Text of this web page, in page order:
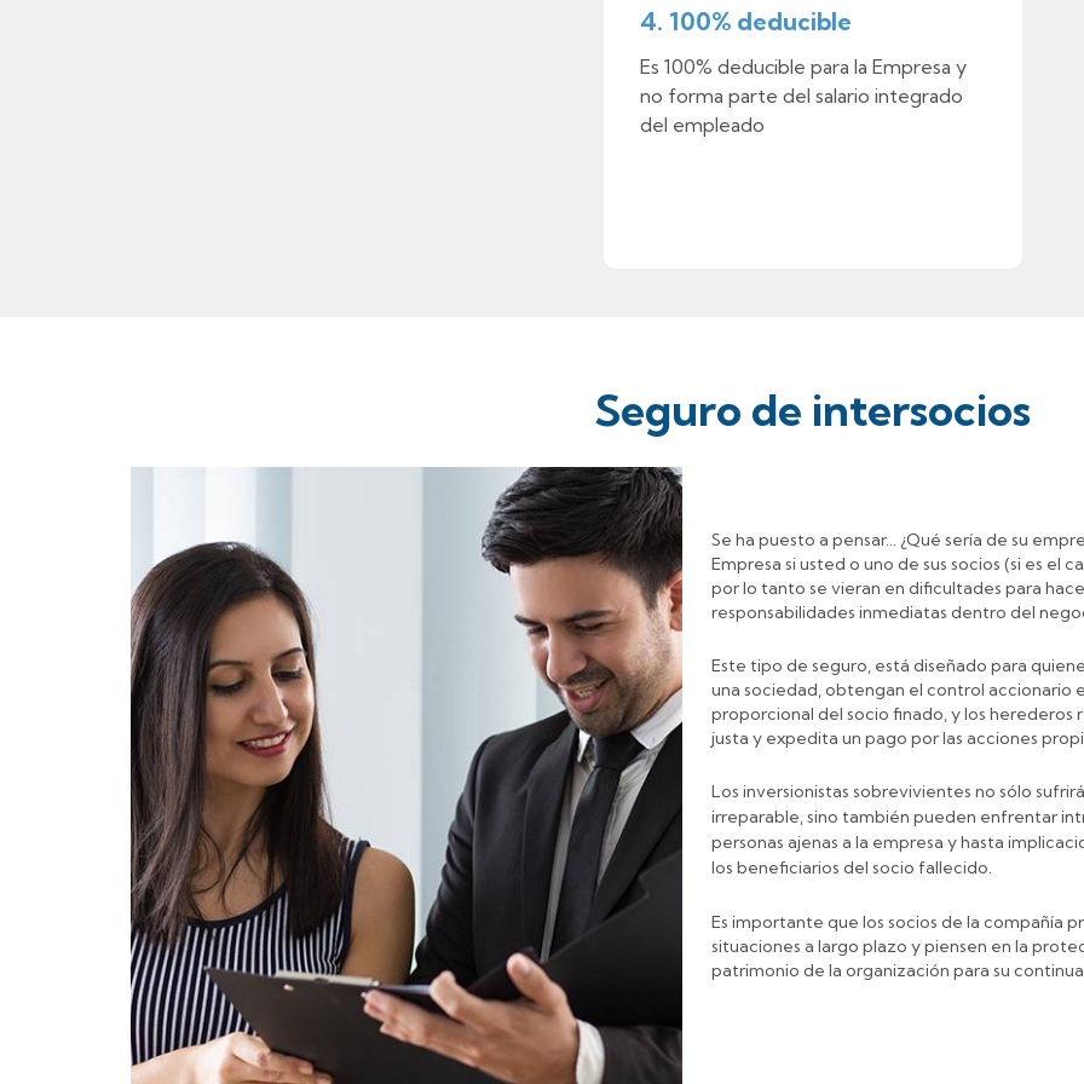
4. 100% deducible
Es 100% deducible para la Empresa y
no forma parte del salario integrado
del empleado
Seguro de intersocios
Se ha puesto a pensar… ¿Qué sería de su
Empresa si usted o uno de sus socios (si es el
por lo tanto se vieran en dificultades para
responsabilidades inmediatas dentro del
Este tipo de seguro, está diseñado para
una sociedad, obtengan el control accionario
proporcional del socio finado, y los herederos
justa y expedita un pago por las acciones
Los inversionistas sobrevivientes no sólo
irreparable, sino también pueden enfrentar
personas ajenas a la empresa y hasta
los beneficiarios del socio fallecido.
Es importante que los socios de la compañía
situaciones a largo plazo y piensen en la
patrimonio de la organización para su